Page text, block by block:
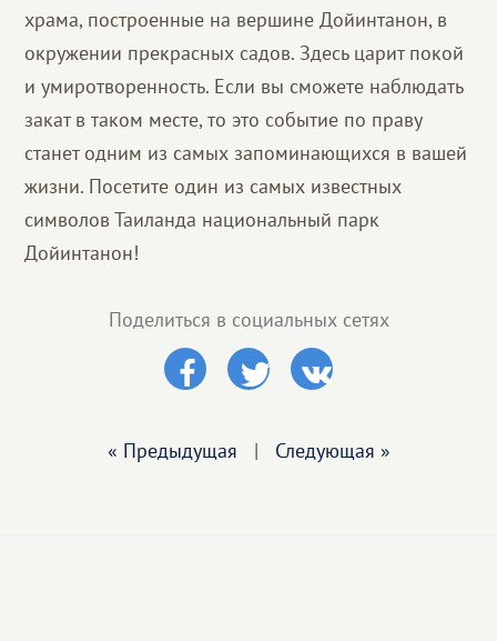
храма, построенные на вершине Дойинтанон, в
окружении прекрасных садов. Здесь царит покой
и умиротворенность. Если вы сможете наблюдать
закат в таком месте, то это событие по праву
станет одним из самых запоминающихся в вашей
жизни. Посетите один из самых известных
символов Таиланда национальный парк
Дойинтанон!
Поделиться в социальных сетях
« Предыдущая | Следующая »